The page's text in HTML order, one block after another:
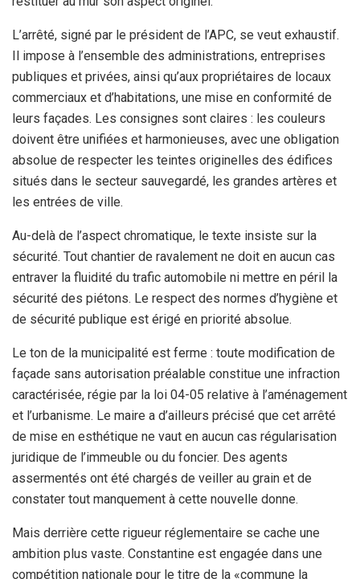
L’arrêté, signé par le président de l’APC, se veut exhaustif.
Il impose à l’ensemble des administrations, entreprises
publiques et privées, ainsi qu’aux propriétaires de locaux
commerciaux et d’habitations, une mise en conformité de
leurs façades. Les consignes sont claires : les couleurs
doivent être unifiées et harmonieuses, avec une obligation
absolue de respecter les teintes originelles des édifices
situés dans le secteur sauvegardé, les grandes artères et
les entrées de ville.
Au-delà de l’aspect chromatique, le texte insiste sur la
sécurité. Tout chantier de ravalement ne doit en aucun cas
entraver la fluidité du trafic automobile ni mettre en péril la
sécurité des piétons. Le respect des normes d’hygiène et
de sécurité publique est érigé en priorité absolue.
Le ton de la municipalité est ferme : toute modification de
façade sans autorisation préalable constitue une infraction
caractérisée, régie par la loi 04-05 relative à l’aménagement
et l’urbanisme. Le maire a d’ailleurs précisé que cet arrêté
de mise en esthétique ne vaut en aucun cas régularisation
juridique de l’immeuble ou du foncier. Des agents
assermentés ont été chargés de veiller au grain et de
constater tout manquement à cette nouvelle donne.
Mais derrière cette rigueur réglementaire se cache une
ambition plus vaste. Constantine est engagée dans une
compétition nationale pour le titre de la «commune la